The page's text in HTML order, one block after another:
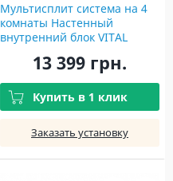
Мультисплит система на 4
комнаты Настенный
внутренний блок VITAL
S12FTXF-NG(I)
13 399 грн.
Купить в 1 клик
Заказать установку